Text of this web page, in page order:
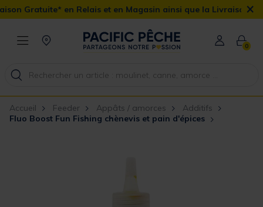
Gratuite* en Relais et en Magasin ainsi que la Livraison ×
0
Accueil Feeder Appâts / amorces
Additifs
Fluo Boost Fun Fishing chènevis et pain d'épices